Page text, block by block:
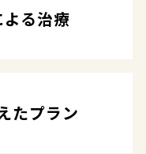
る治療
たプラン